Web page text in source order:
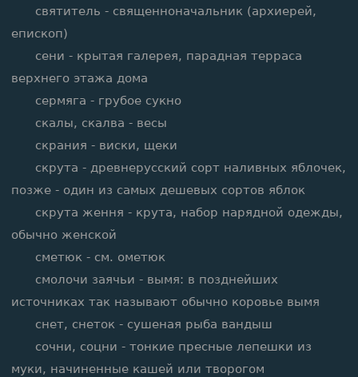
святитель - священноначальник (архиерей,
епископ)
сени - крытая галерея, парадная терраса
верхнего этажа дома
сермяга - грубое сукно
скалы, скалва - весы
скрания - виски, щеки
скрута - древнерусский сорт наливных яблочек,
позже - один из самых дешевых сортов яблок
скрута ження - крута, набор нарядной одежды,
обычно женской
сметюк - см. ометюк
смолочи заячьи - вымя: в позднейших
источниках так называют обычно коровье вымя
снет, снеток - сушеная рыба вандыш
сочни, соцни - тонкие пресные лепешки из
муки, начиненные кашей или творогом